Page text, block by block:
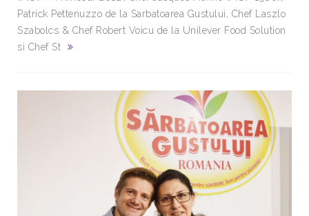
Patrick Pettenuzzo de la Sarbatoarea Gustului, Chef Laszlo
Szabolcs & Chef Robert Voicu de la Unilever Food Solution
si Chef St